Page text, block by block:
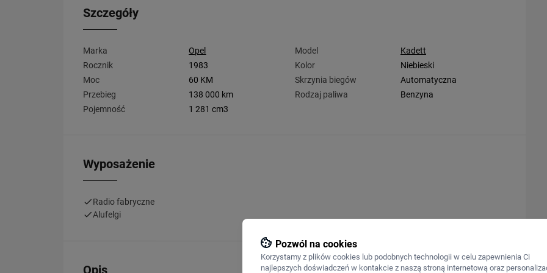
Szczegóły
Marka Opel Model
Kadett
Rocznik
1983 Kolor
Niebieski
Moc
60 KM Skrzynia biegów
Automatyczna
Przebieg
138 000 km Rodzaj paliwa
Benzyna
Pojemność
1 281 cm3
Wyposażenie
Radio fabryczne
Alufelgi
Opis
Pozwól na cookies
Korzystamy z plików cookies lub podobnych technologii w celu zapewnienia Ci
najlepszych doświadczeń w kontakcie z naszą stroną internetową oraz